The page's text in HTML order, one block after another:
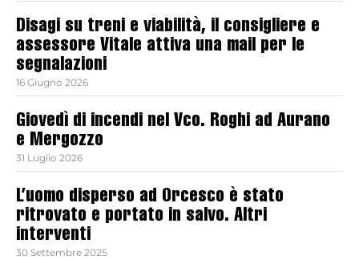
Disagi su treni e viabilità, il consigliere e
assessore Vitale attiva una mail per le
segnalazioni
16 Giugno 2026
Giovedì di incendi nel Vco. Roghi ad Aurano
e Mergozzo
31 Luglio 2026
L’uomo disperso ad Orcesco è stato
ritrovato e portato in salvo. Altri
interventi
30 Settembre 2025